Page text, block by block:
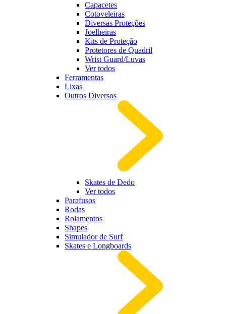
Capacetes
Cotoveleiras
Diversas Proteções
Joelheiras
Kits de Proteção
Protetores de Quadril
Wrist Guard/Luvas
Ver todos
Ferramentas
Lixas
Outros Diversos
Skates de Dedo
Ver todos
Parafusos
Rodas
Rolamentos
Shapes
Simulador de Surf
Skates e Longboards